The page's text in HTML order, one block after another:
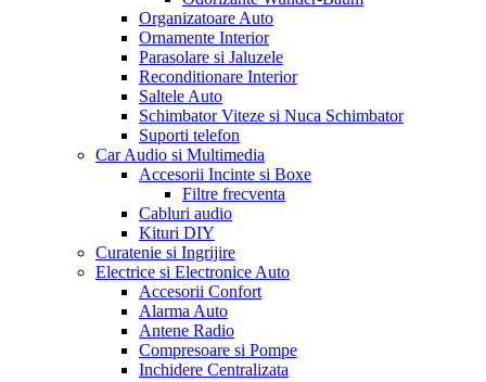
Organizatoare Auto
Ornamente Interior
Parasolare si Jaluzele
Reconditionare Interior
Saltele Auto
Schimbator Viteze si Nuca Schimbator
Suporti telefon
Car Audio si Multimedia
Accesorii Incinte si Boxe
Filtre frecventa
Cabluri audio
Kituri DIY
Curatenie si Ingrijire
Electrice si Electronice Auto
Accesorii Confort
Alarma Auto
Antene Radio
Compresoare si Pompe
Inchidere Centralizata